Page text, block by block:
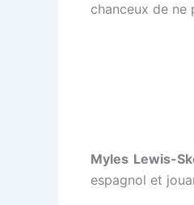
chanceux de ne
Myles Lewis-
espagnol et